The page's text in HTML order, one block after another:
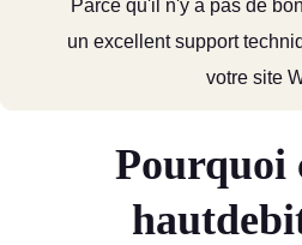
Parce qu'il n'y a pas de
un excellent support
votre site
Pourquoi